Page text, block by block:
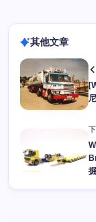
其他文章